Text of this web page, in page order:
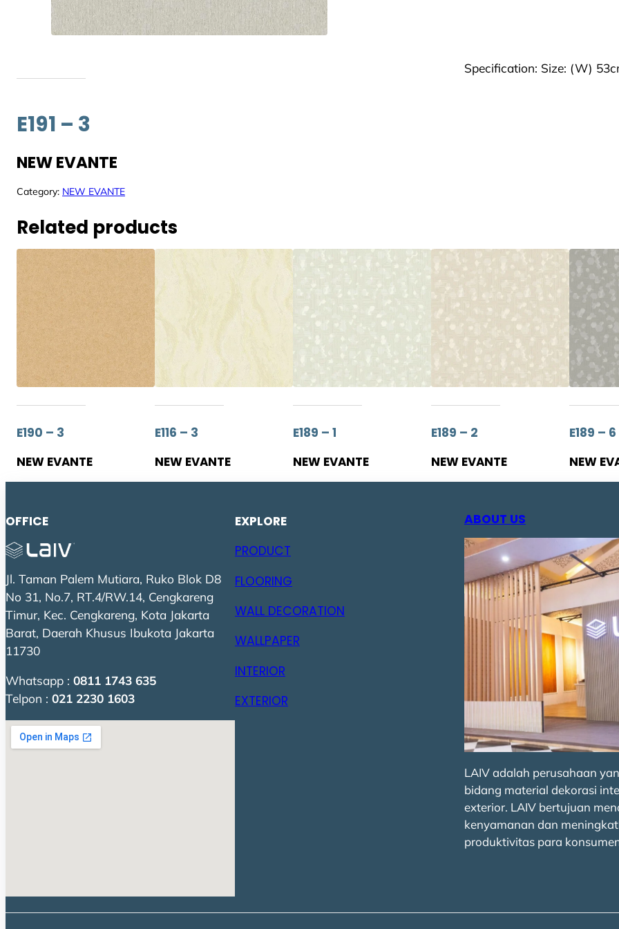
E191 – 3
NEW EVANTE
Specification: Size: (W)
Category: NEW EVANTE
Related products
E190 – 3
NEW EVANTE
E116 – 3
NEW EVANTE
E189 – 1
NEW EVANTE
E189 – 2
NEW EVANTE
E189 – 6
NEW
OFFICE
Jl. Taman Palem Mutiara, Ruko Blok D8
No 31, No.7, RT.4/RW.14, Cengkareng
Timur, Kec. Cengkareng, Kota Jakarta
Barat, Daerah Khusus Ibukota Jakarta
11730
Whatsapp : 0811 1743 635
Telpon : 021 2230 1603
EXPLORE
PRODUCT
FLOORING
WALL DECORATION
WALLPAPER
INTERIOR
EXTERIOR
ABOUT US
LAIV adalah perusahaan
bidang material dekorasi
exterior. LAIV bertujuan
kenyamanan dan
produktivitas para